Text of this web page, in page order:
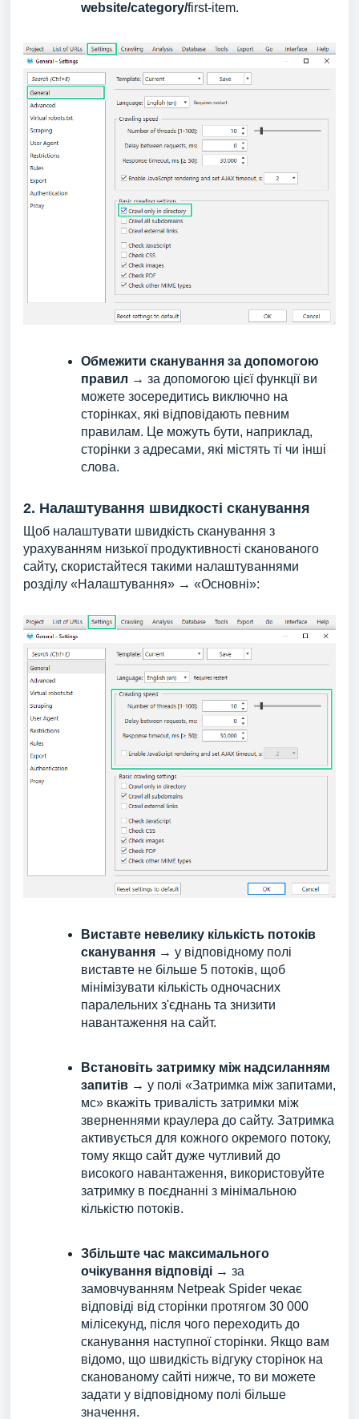
website/category/first-item.
Обмежити сканування за допомогою
правил → за допомогою цієї функції ви
можете зосередитись виключно на
сторінках, які відповідають певним
правилам. Це можуть бути, наприклад,
сторінки з адресами, які містять ті чи інші
слова.
2. Налаштування швидкості сканування
Щоб налаштувати швидкість сканування з
урахуванням низької продуктивності сканованого
сайту, скористайтеся такими налаштуваннями
розділу «Налаштування» → «Основні»:
Виставте невелику кількість потоків
сканування → у відповідному полі
виставте не більше 5 потоків, щоб
мінімізувати кількість одночасних
паралельних з'єднань та знизити
навантаження на сайт.
Встановіть затримку між надсиланням
запитів → у полі «Затримка між запитами,
мс» вкажіть тривалість затримки між
зверненнями краулера до сайту. Затримка
активується для кожного окремого потоку,
тому якщо сайт дуже чутливий до
високого навантаження, використовуйте
затримку в поєднанні з мінімальною
кількістю потоків.
Збільште час максимального
очікування відповіді → за
замовчуванням Netpeak Spider чекає
відповіді від сторінки протягом 30 000
мілісекунд, після чого переходить до
сканування наступної сторінки. Якщо вам
відомо, що швидкість відгуку сторінок на
сканованому сайті нижче, то ви можете
задати у відповідному полі більше
значення.